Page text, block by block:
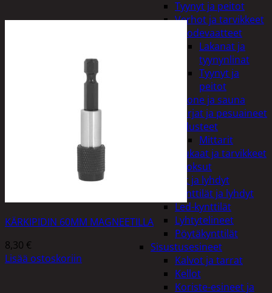
Tyynyt ja peitot
Verhot ja tarvikkeet
Vuodevaatteet
Lakanat ja
tyynynlinat
Tyynyt ja
peitot
Kylpyhuone ja sauna
Harjat ja pesuaineet
Kalusteet
Mittarit
Kiukaat ja tarvikkeet
Tuoksut
Kynttilät ja lyhdyt
Kynttilät ja lyhdyt
Led-kynttilät
Lyhtytelineet
Pöytäkynttilät
Sisustusesineet
Kalvot ja tarrat
Kellot
Koriste-esineet ja
KÄRKIPIDIN 60MM MAGNEETILLA
8,30 €
Lisää ostoskoriin